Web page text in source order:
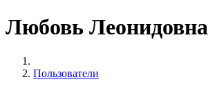
Любовь Леонидовна
Пользователи